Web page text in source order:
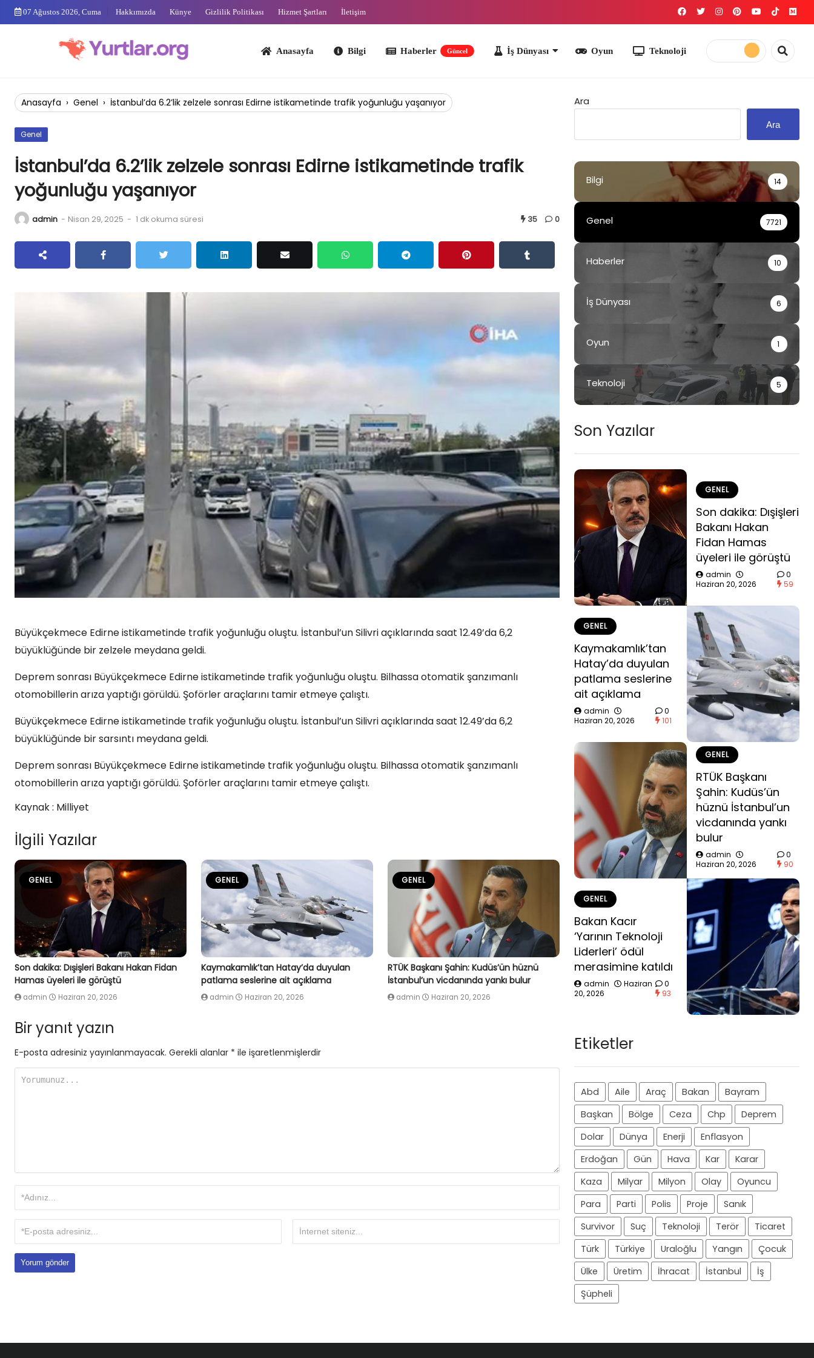
Skip
07 Ağustos 2026, Cuma Hakkımızda Künye Gizlilik Politikası Hizmet Şartları İletişim
Anasayfa Haberler İş Dünyası Teknoloji
Anasayfa › Genel › İstanbul’da 6.2’lik zelzele sonrası Edirne istikametinde trafik yoğunluğu yaşanıyor
Genel
İstanbul’da 6.2’lik zelzele sonrası Edirne istikametinde trafik
yoğunluğu yaşanıyor
admin - Nisan 29, 2025 - 1 dk okuma süresi 35 0
Büyükçekmece Edirne istikametinde trafik yoğunluğu oluştu. İstanbul’un Silivri açıklarında saat 12.49’da 6,2
büyüklüğünde bir zelzele meydana geldi.
Deprem sonrası Büyükçekmece Edirne istikametinde trafik yoğunluğu oluştu. Bilhassa otomatik şanzımanlı
otomobillerin arıza yaptığı görüldü. Şoförler araçlarını tamir etmeye çalıştı.
Büyükçekmece Edirne istikametinde trafik yoğunluğu oluştu. İstanbul’un Silivri açıklarında saat 12.49’da 6,2
büyüklüğünde bir sarsıntı meydana geldi.
Deprem sonrası Büyükçekmece Edirne istikametinde trafik yoğunluğu oluştu. Bilhassa otomatik şanzımanlı
otomobillerin arıza yaptığı görüldü. Şoförler araçlarını tamir etmeye çalıştı.
Kaynak : Milliyet
İlgili Yazılar
GENEL
Son dakika: Dışişleri Bakanı Hakan Fidan
Hamas üyeleri ile görüştü
admin Haziran 20, 2026
GENEL
Kaymakamlık’tan Hatay’da duyulan
patlama seslerine ait açıklama
admin Haziran 20, 2026
GENEL
RTÜK Başkanı Şahin: Kudüs’ün hüznü
İstanbul’un vicdanında yankı bulur
admin Haziran 20, 2026
Bir yanıt yazın
E-posta adresiniz yayınlanmayacak. Gerekli alanlar * ile işaretlenmişlerdir
Ara
Ara
Bilgi 14
Genel 7721
Haberler 10
İş Dünyası 6
Oyun 1
Teknoloji 5
Son Yazılar
GENEL
Son dakika: Dışişleri
Bakanı Hakan
Fidan Hamas
üyeleri ile görüştü
admin
Haziran 20, 2026
0
59
GENEL
Kaymakamlık’tan
Hatay’da duyulan
patlama seslerine
ait açıklama
admin
Haziran 20, 2026
0
101
GENEL
RTÜK Başkanı
Şahin: Kudüs’ün
hüznü İstanbul’un
vicdanında yankı
bulur
admin
Haziran 20, 2026
0
90
GENEL
Bakan Kacır
‘Yarının Teknoloji
Liderleri’ ödül
merasimine katıldı
admin
Haziran
20, 2026
0
93
Etiketler
Abd Aile Araç Bakan
Bayram
Başkan
Bölge Ceza Chp
Deprem
Dolar
Dünya Enerji
Enflasyon
Erdoğan
Gün Hava Kar
Karar
Kaza
Milyar Milyon Olay
Oyuncu
Para
Parti Polis Proje
Sanık
Survivor
Suç Teknoloji Terör
Ticaret
Türk
Türkiye Uraloğlu Yangın
Çocuk
Ülke
Üretim İhracat İstanbul
İş
Şüpheli